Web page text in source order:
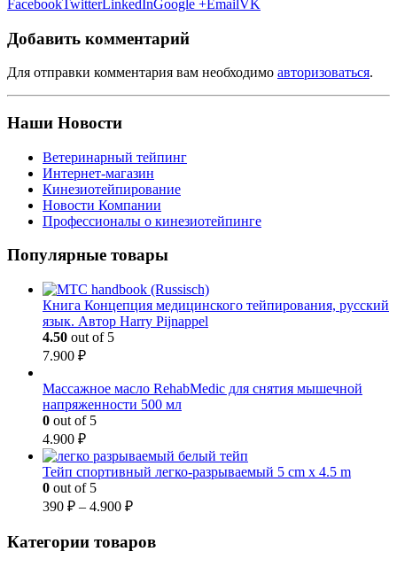
FacebookTwitterLinkedInGoogle +EmailVK
Добавить комментарий
Для отправки комментария вам необходимо авторизоваться.
Наши Новости
Ветеринарный тейпинг
Интернет-магазин
Кинезиотейпирование
Новости Компании
Профессионалы о кинезиотейпинге
Популярные товары
Книга Концепция медицинского тейпирования, русский
язык. Автор Harry Pijnappel
4.50 out of 5
7.900 ₽
Массажное масло RehabMedic для снятия мышечной
напряженности 500 мл
0 out of 5
4.900 ₽
Тейп спортивный легко-разрываемый 5 cm x 4.5 m
0 out of 5
390 ₽ – 4.900 ₽
Категории товаров